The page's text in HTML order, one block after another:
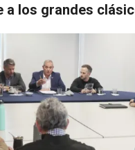
a los grandes